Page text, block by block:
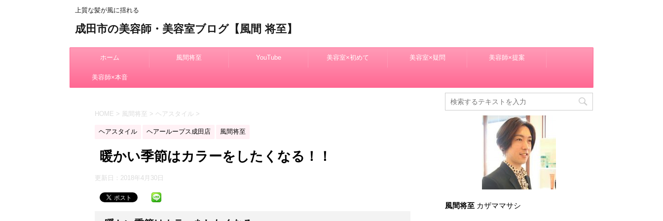
上質な髪が風に揺れる
成田市の美容師・美容室ブログ【風間 将至】
ホーム 風間将至 YouTube 美容室×初めて 美容室×疑問 美容師×提案
美容師×本音
HOME > 風間将至 > ヘアスタイル >
ヘアスタイル ヘアーループス成田店 風間将至
暖かい季節はカラーをしたくなる！！
更新日： 2018年4月30日
風間将至 カザママサシ